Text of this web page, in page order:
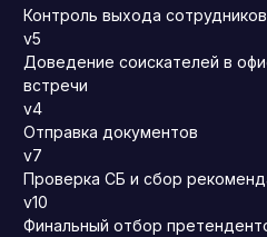
Контроль выхода сотрудников
v5
Доведение соискателей в
встречи
v4
Отправка документов
v7
Проверка СБ и сбор
v10
Финальный отбор